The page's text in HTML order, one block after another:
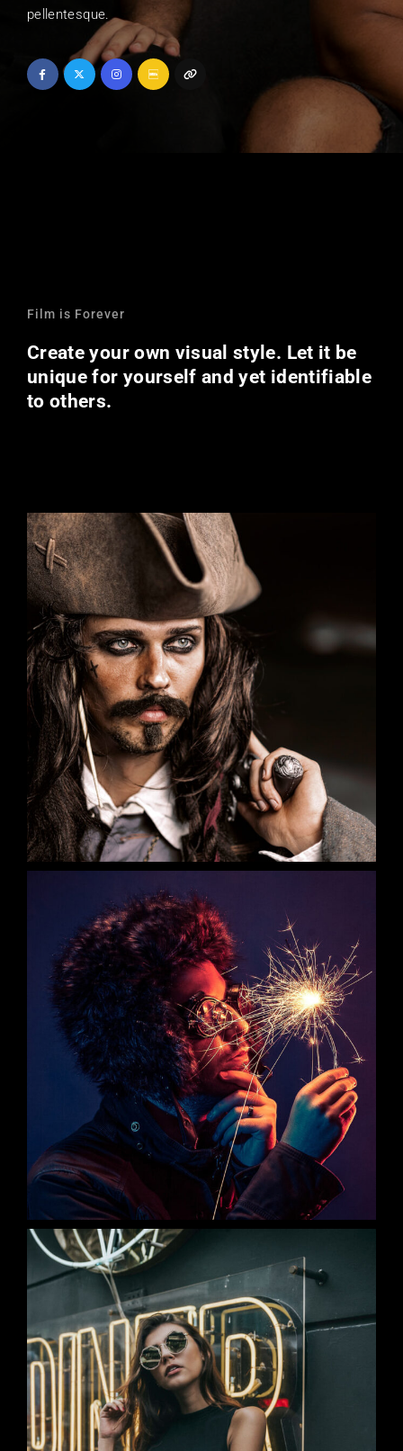
pellentesque.
Film is Forever
Create your own visual style. Let it be
unique for yourself and yet identifiable
to others.